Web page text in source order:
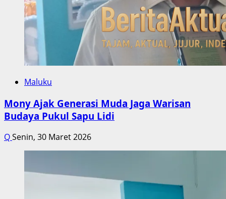
Maluku
Mony Ajak Generasi Muda Jaga Warisan
Budaya Pukul Sapu Lidi
QSenin, 30 Maret 2026